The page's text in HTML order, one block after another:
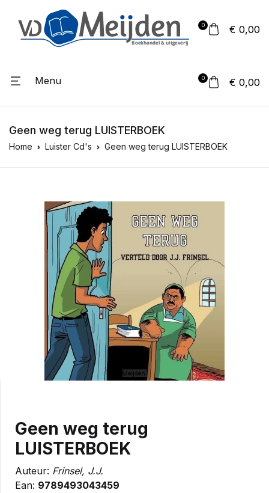
0 € 0,00
Menu 0 € 0,00
Geen weg terug LUISTERBOEK
Home Luister Cd's Geen weg terug LUISTERBOEK
Geen weg terug
LUISTERBOEK
Auteur: Frinsel, J.J.
Ean: 9789493043459